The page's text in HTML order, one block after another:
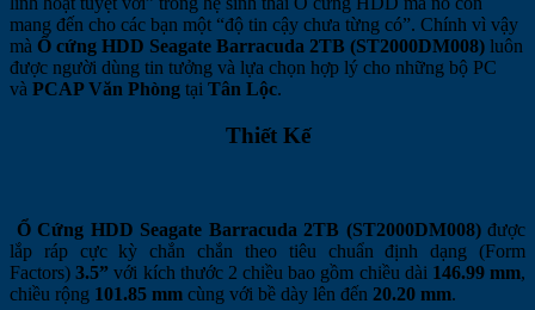
mang đến cho các bạn một “độ tin cậy chưa từng có”. Chính vì vậy
mà Ổ cứng HDD Seagate Barracuda 2TB (ST2000DM008) luôn
được người dùng tin tưởng và lựa chọn hợp lý cho những bộ PC
và PCAP Văn Phòng tại Tân Lộc.
Thiết Kế
Ổ Cứng HDD Seagate Barracuda 2TB (ST2000DM008)được
lắp ráp cực kỳ chắn chắn theo tiêu chuẩn định dạng (Form
Factors)3.5” với kích thước 2 chiều bao gồm chiều dài 146.99 mm,
chiều rộng 101.85 mm cùng với bề dày lên đến 20.20 mm.